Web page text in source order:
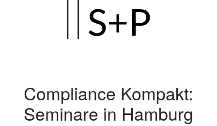
Compliance Kompakt:
Seminare in Hamburg